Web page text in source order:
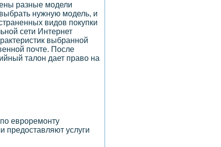
разные модели
нужную модель, и
видов покупки
сети Интернет
выбранной
почте. После
талон дает право на
евроремонту
предоставляют услуги